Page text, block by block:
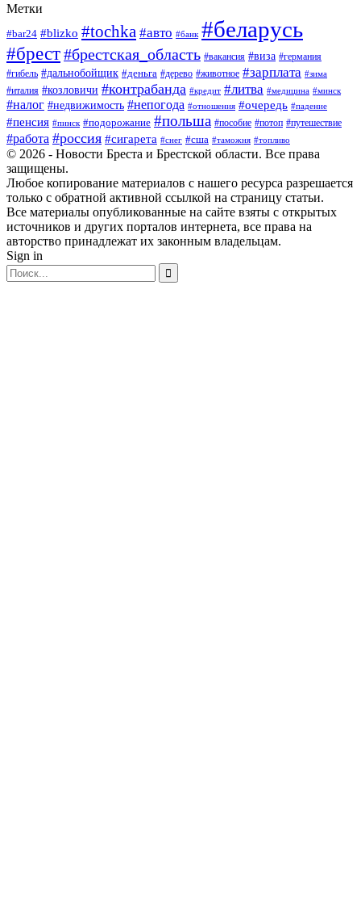
Метки
#bar24 #blizko #tochka #авто #банк #беларусь
#брест#брестская_область #вакансия #виза #германия
#гибель #дальнобойщик #деньга #дерево #животное #зарплата #зима
#италия #козловичи #контрабанда #кредит #литва #медицина #минск
#налог #недвижимость #непогода #отношения #очередь #падение
#пенсия #пинск #подорожание #польша #пособие #потоп #путешествие
#работа #россия #сигарета #снег #сша #таможня #топливо
© 2026 - Новости Бреста и Брестской области. Все права
защищены.
Любое копирование материалов с нашего ресурса разрешается
только с обратной активной ссылкой на страницу статьи.
Все материалы опубликованные на сайте взяты с открытых
источников и других порталов интернета, все права на
авторство принадлежат их законным владельцам.
Sign in